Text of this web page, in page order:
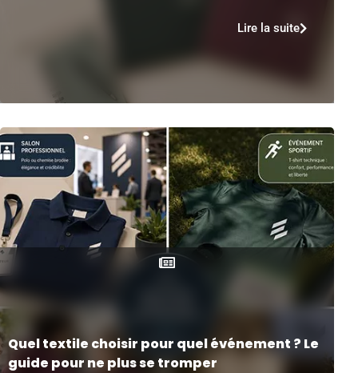
Lire la suite
Quel textile choisir pour quel événement ? Le
guide pour ne plus se tromper